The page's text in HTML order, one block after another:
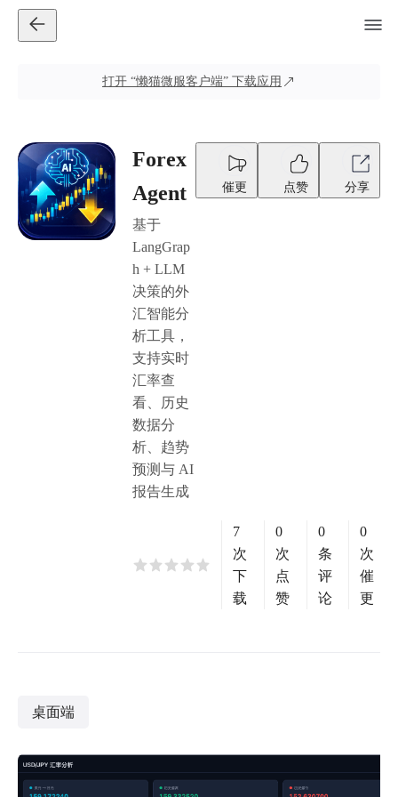
打开 “懒猫微服客户端” 下载应用
Forex
Agent
基于
LangGrap
h + LLM
决策的外
汇智能分
析工具，
支持实时
汇率查
看、历史
数据分
析、趋势
预测与 AI
报告生成
催更 点赞 分享
7
次
下
载
0
次
点
赞
0
条
评
论
0
次
催
更
桌面端